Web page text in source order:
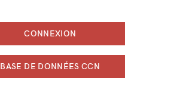
CONNEXION
BASE DE DONNÉES CCN